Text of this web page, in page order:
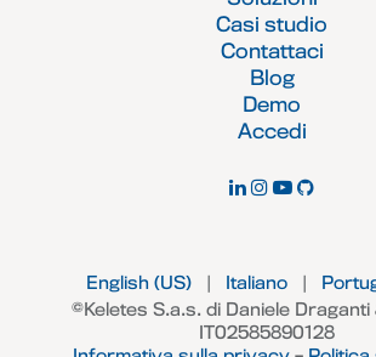
Casi studio
Contattaci
Blog
Demo
Accedi
©Keletes S.a.s. di Daniele Draganti
IT02585890128
English (US) Italiano